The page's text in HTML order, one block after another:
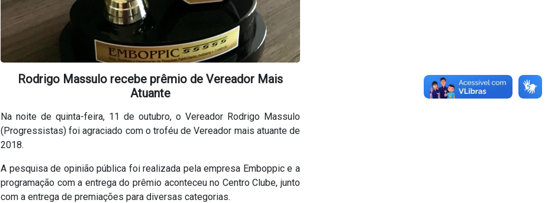
Rodrigo Massulo recebe prêmio de Vereador Mais
Atuante
Na noite de quinta-feira, 11 de outubro, o Vereador Rodrigo Massulo
(Progressistas) foi agraciado com o troféu de Vereador mais atuante de
2018.
A pesquisa de opinião pública foi realizada pela empresa Emboppic e a
programação com a entrega do prêmio aconteceu no Centro Clube, junto
com a entrega de premiações para diversas categorias.